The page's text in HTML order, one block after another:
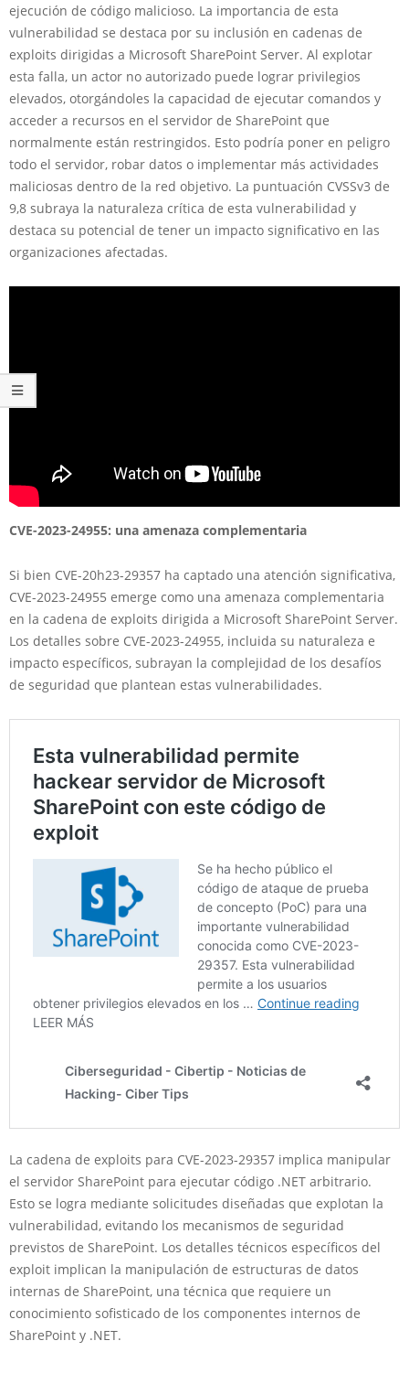
ejecución de código malicioso. La importancia de esta
vulnerabilidad se destaca por su inclusión en cadenas de
exploits dirigidas a Microsoft SharePoint Server. Al explotar
esta falla, un actor no autorizado puede lograr privilegios
elevados, otorgándoles la capacidad de ejecutar comandos y
acceder a recursos en el servidor de SharePoint que
normalmente están restringidos. Esto podría poner en peligro
todo el servidor, robar datos o implementar más actividades
maliciosas dentro de la red objetivo. La puntuación CVSSv3 de
9,8 subraya la naturaleza crítica de esta vulnerabilidad y
destaca su potencial de tener un impacto significativo en las
organizaciones afectadas.
CVE-2023-24955: una amenaza complementaria
Si bien CVE-20h23-29357 ha captado una atención significativa,
CVE-2023-24955 emerge como una amenaza complementaria
en la cadena de exploits dirigida a Microsoft SharePoint Server.
Los detalles sobre CVE-2023-24955, incluida su naturaleza e
impacto específicos, subrayan la complejidad de los desafíos
de seguridad que plantean estas vulnerabilidades.
La cadena de exploits para CVE-2023-29357 implica manipular
el servidor SharePoint para ejecutar código .NET arbitrario.
Esto se logra mediante solicitudes diseñadas que explotan la
vulnerabilidad, evitando los mecanismos de seguridad
previstos de SharePoint. Los detalles técnicos específicos del
exploit implican la manipulación de estructuras de datos
internas de SharePoint, una técnica que requiere un
conocimiento sofisticado de los componentes internos de
SharePoint y .NET.